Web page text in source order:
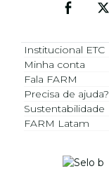
Institucional ETC
Minha conta
Fala FARM
Precisa de ajuda?
Sustentabilidade
FARM Latam